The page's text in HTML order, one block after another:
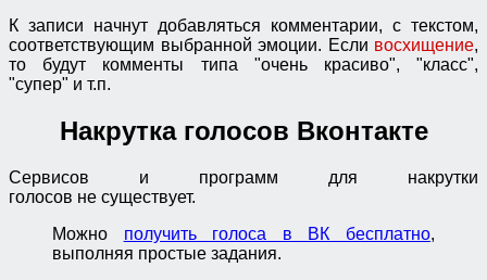
К записи начнут добавляться комментарии, с текстом,
соответствующим выбранной эмоции. Если восхищение,
то будут комменты типа "очень красиво", "класс",
"супер" и т.п.
Накрутка голосов Вконтакте
Сервисов и программ для накрутки
голосов не существует.
Можно получить голоса в ВК бесплатно,
выполняя простые задания.